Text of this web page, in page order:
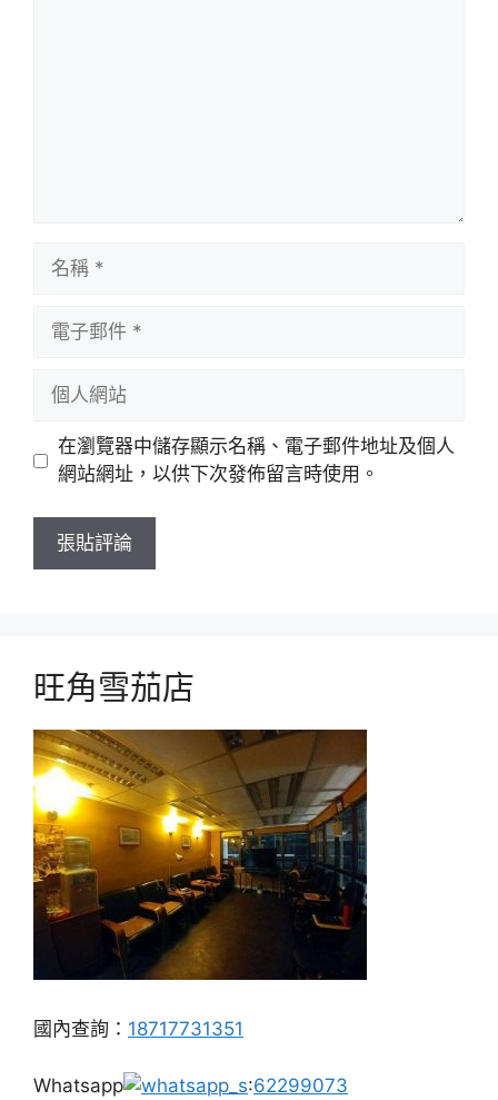
站
在瀏覽器中儲存顯示名稱、電子郵件地址及個人
網站網址，以供下次發佈留言時使用。
旺角雪茄店
國內查詢： 18717731351
Whatsapp :62299073